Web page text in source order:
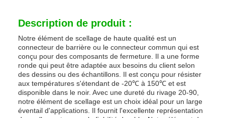
Description de produit :
Notre élément de scellage de haute qualité est un
connecteur de barrière ou le connecteur commun qui est
conçu pour des composants de fermeture. Il a une forme
ronde qui peut être adaptée aux besoins du client selon
des dessins ou des échantillons. Il est conçu pour résister
aux températures s'étendant de -20℃ à 150℃ et est
disponible dans le noir. Avec une dureté du rivage 20-90,
notre élément de scellage est un choix idéal pour un large
éventail d'applications. Il fournit l'excellente représentation